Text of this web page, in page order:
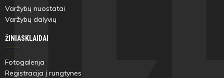
Varžybų nuostatai
Varžybų dalyvių
ŽINIASKLAIDAI
Fotogalerija
Registracija į rungtynes